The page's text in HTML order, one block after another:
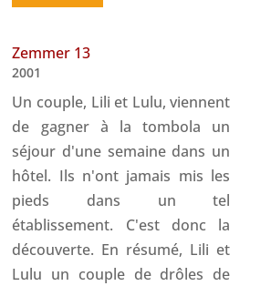
Zemmer 13
2001
Un couple, Lili et Lulu, viennent
de gagner à la tombola un
séjour d'une semaine dans un
hôtel. Ils n'ont jamais mis les
pieds dans un tel
établissement. C'est donc la
découverte. En résumé, Lili et
Lulu un couple de drôles de